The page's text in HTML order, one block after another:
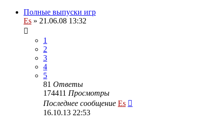
Полные выпуски игр
Es » 21.06.08 13:32
1
2
3
4
5
81 Ответы
174411 Просмотры
Последнее сообщение Es
16.10.13 22:53